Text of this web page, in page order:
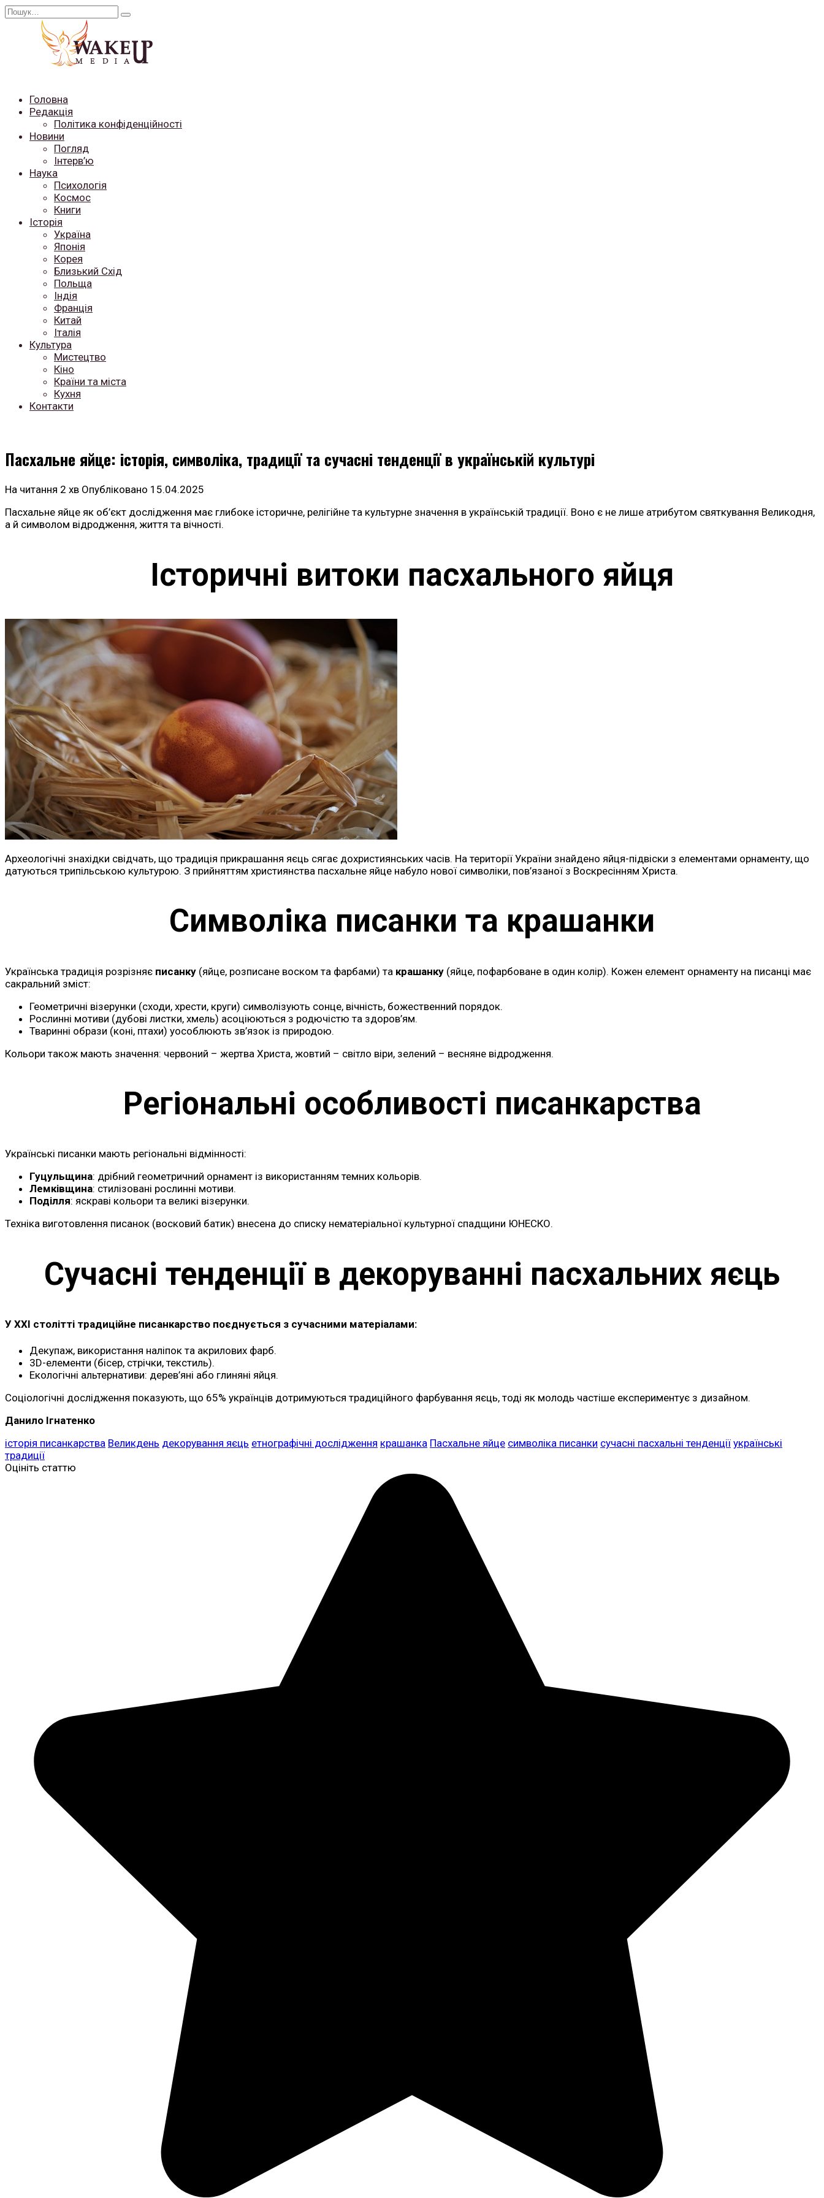
Перейти
Search
Головна
Редакція
Політика конфіденційності
Новини
Погляд
Інтерв’ю
Наука
Психологія
Космос
Книги
Історія
Україна
Японія
Корея
Близький Схід
Польща
Індія
Франція
Китай
Італія
Культура
Мистецтво
Кіно
Країни та міста
Кухня
Контакти
Пасхальне яйце: історія, символіка, традиції та сучасні тенденції в українській культурі
На читання 2 хв Опубліковано 15.04.2025
Пасхальне яйце як об’єкт дослідження має глибоке історичне, релігійне та культурне значення в українській традиції. Воно є не лише атрибутом святкування Великодня,
а й символом відродження, життя та вічності.
Історичні витоки пасхального яйця
Археологічні знахідки свідчать, що традиція прикрашання яєць сягає дохристиянських часів. На території України знайдено яйця-підвіски з елементами орнаменту, що
датуються трипільською культурою. З прийняттям християнства пасхальне яйце набуло нової символіки, пов’язаної з Воскресінням Христа.
Символіка писанки та крашанки
Українська традиція розрізняє писанку (яйце, розписане воском та фарбами) та крашанку (яйце, пофарбоване в один колір). Кожен елемент орнаменту на писанці має
сакральний зміст:
Геометричні візерунки (сходи, хрести, круги) символізують сонце, вічність, божественний порядок.
Рослинні мотиви (дубові листки, хмель) асоціюються з родючістю та здоров’ям.
Тваринні образи (коні, птахи) уособлюють зв’язок із природою.
Кольори також мають значення: червоний – жертва Христа, жовтий – світло віри, зелений – весняне відродження.
Регіональні особливості писанкарства
Українські писанки мають регіональні відмінності:
Гуцульщина: дрібний геометричний орнамент із використанням темних кольорів.
Лемківщина: стилізовані рослинні мотиви.
Поділля: яскраві кольори та великі візерунки.
Техніка виготовлення писанок (восковий батик) внесена до списку нематеріальної культурної спадщини ЮНЕСКО.
Сучасні тенденції в декоруванні пасхальних яєць
У XXI столітті традиційне писанкарство поєднується з сучасними матеріалами:
Декупаж, використання наліпок та акрилових фарб.
3D-елементи (бісер, стрічки, текстиль).
Екологічні альтернативи: дерев’яні або глиняні яйця.
Соціологічні дослідження показують, що 65% українців дотримуються традиційного фарбування яєць, тоді як молодь частіше експериментує з дизайном.
Данило Ігнатенко
історія писанкарства Великдень декорування яєць етнографічні дослідження крашанка Пасхальне яйце символіка писанки сучасні пасхальні тенденції українські
традиції
Оцініть статтю